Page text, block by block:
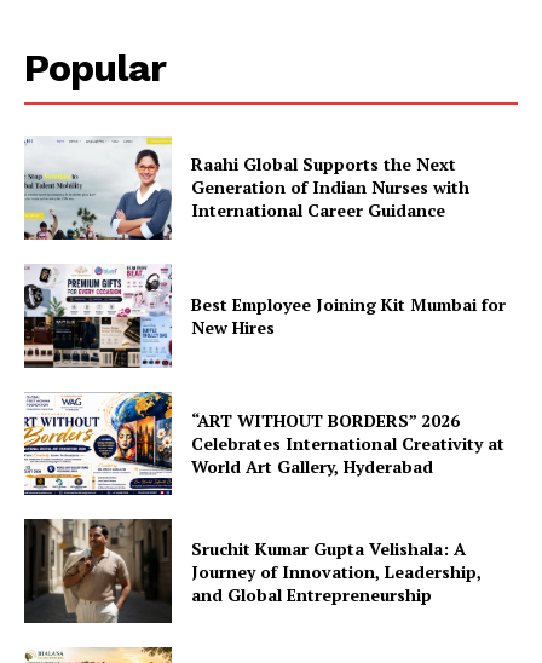
Popular
Raahi Global Supports the Next
Generation of Indian Nurses with
International Career Guidance
Best Employee Joining Kit Mumbai for
New Hires
“ART WITHOUT BORDERS” 2026
Celebrates International Creativity at
World Art Gallery, Hyderabad
Sruchit Kumar Gupta Velishala: A
Journey of Innovation, Leadership,
and Global Entrepreneurship